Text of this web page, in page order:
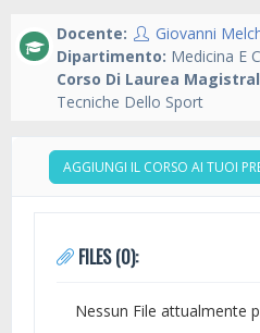
Docente:
Giovanni
Dipartimento: Medicina E
Corso Di Laurea
Tecniche Dello Sport
AGGIUNGI IL CORSO AI TUOI
FILES (0):
Nessun File attualmente